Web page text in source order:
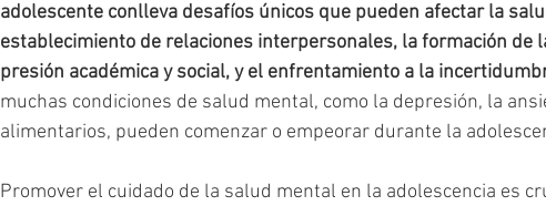
adolescente conlleva desafíos únicos que pueden afectar la
establecimiento de relaciones interpersonales, la formación de
presión académica y social, y el enfrentamiento a la
muchas condiciones de salud mental, como la depresión, la
alimentarios, pueden comenzar o empeorar durante la
Promover el cuidado de la salud mental en la adolescencia es